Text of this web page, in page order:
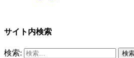
サイト内検索
検索: